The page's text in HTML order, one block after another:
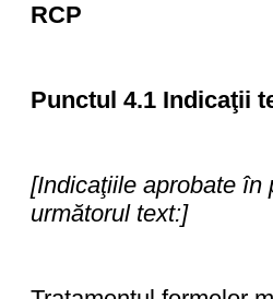
RCP
Punctul 4.1 Indicaţii
[Indicaţiile aprobate în
următorul text:]